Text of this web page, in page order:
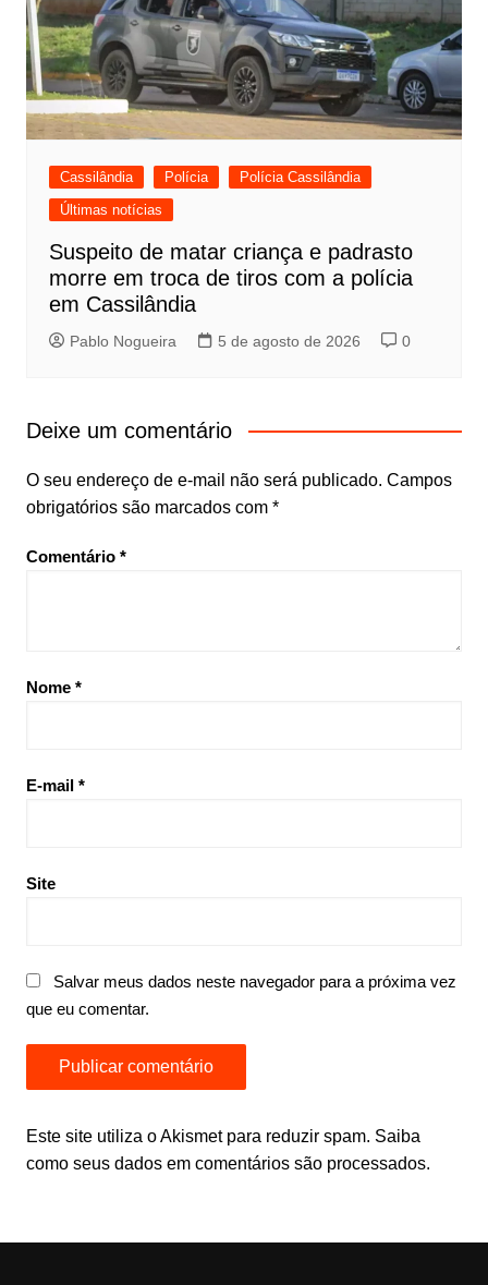
Cassilândia Polícia
Polícia Cassilândia
Últimas notícias
Suspeito de matar criança e padrasto
morre em troca de tiros com a polícia
em Cassilândia
Pablo Nogueira 5 de agosto de 2026 0
Deixe um comentário
O seu endereço de e-mail não será publicado. Campos
obrigatórios são marcados com *
Comentário *
Nome *
E-mail *
Site
Salvar meus dados neste navegador para a próxima vez
que eu comentar.
Este site utiliza o Akismet para reduzir spam. Saiba
como seus dados em comentários são processados.